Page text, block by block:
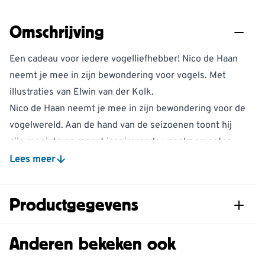
Omschrijving
Een cadeau voor iedere vogelliefhebber! Nico de Haan
neemt je mee in zijn bewondering voor vogels. Met
illustraties van Elwin van der Kolk.
Nico de Haan neemt je mee in zijn bewondering voor de
vogelwereld. Aan de hand van de seizoenen toont hij
zijn mooiste en meest inspirerende vogelmomenten,
geeft hij uitleg over het gedrag van vogels en vertelt hij
andere over zijn jeugdjaren in Zalk, waar hij bevangen
en geobsedeerd raakte door deze fascinerende dieren.
De teksten zijn aangevuld met prachtige zwart-
Lees meer
Productgegevens
Artikelnummer 9789043930505
Anderen bekeken ook